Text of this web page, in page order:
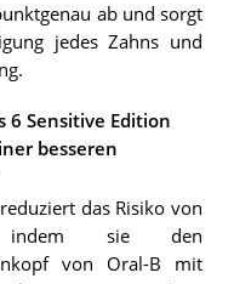
ab und sorgt
jedes Zahns und
6 Sensitive Edition
besseren
das Risiko von
indem sie den
von Oral-B mit